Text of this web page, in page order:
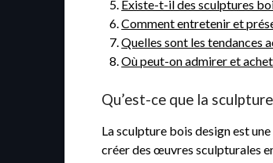
Existe-t-il des sculptures
Comment entretenir et
Quelles sont les tendances
Où peut-on admirer et
Qu’est-ce que la
La sculpture bois design est
créer des œuvres sculpturales